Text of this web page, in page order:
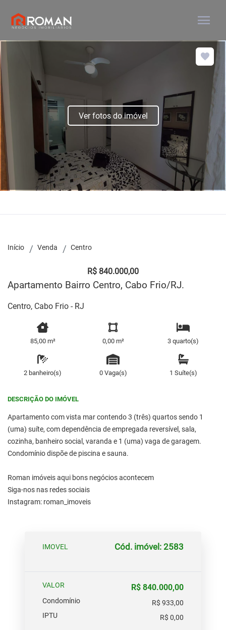
menu
Ver fotos do imóvel
Início Venda Centro
R$ 840.000,00
Apartamento Bairro Centro, Cabo Frio/RJ.
Centro, Cabo Frio - RJ
85,00 m² 0,00 m² 3 quarto(s)
2 banheiro(s) 0 Vaga(s) 1 Suíte(s)
DESCRIÇÃO DO IMÓVEL
Apartamento com vista mar contendo 3 (três) quartos sendo 1
(uma) suíte, com dependência de empregada reversível, sala,
cozinha, banheiro social, varanda e 1 (uma) vaga de garagem.
Condomínio dispõe de piscina e sauna.
Roman imóveis aqui bons negócios acontecem
Siga-nos nas redes sociais
Instagram: roman_imoveis
IMOVEL Cód. imóvel: 2583
VALOR R$ 840.000,00
Condomínio
R$ 933,00
IPTU
R$ 0,00